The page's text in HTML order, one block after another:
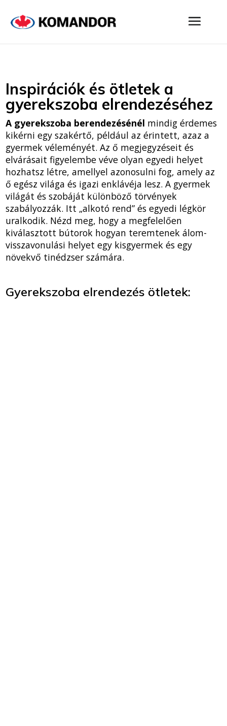
Inspirációk és ötletek a
gyerekszoba elrendezéséhez
A gyerekszoba berendezésénél mindig érdemes
kikérni egy szakértő, például az érintett, azaz a
gyermek véleményét. Az ő megjegyzéseit és
elvárásait figyelembe véve olyan egyedi helyet
hozhatsz létre, amellyel azonosulni fog, amely az
ő egész világa és igazi enklávéja lesz. A gyermek
világát és szobáját különböző törvények
szabályozzák. Itt „alkotó rend” és egyedi légkör
uralkodik. Nézd meg, hogy a megfelelően
kiválasztott bútorok hogyan teremtenek álom-
visszavonulási helyet egy kisgyermek és egy
növekvő tinédzser számára.
Gyerekszoba elrendezés ötletek: